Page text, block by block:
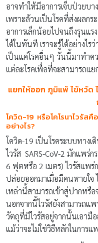
อาจทำให้มีอาการเจ็บป่วยบ
เพราะล้วนเป็นโรคที่ส่งผลก
อาการเล็กน้อยไปจนถึงรุนแร
ได้ในทันที เราจะรู้ได้อย่างไร
เป็นแค่โรคอื่นๆ วันนี้มาทำคว
แต่ละโรคเพื่อที่จะสามารถแ
แยกให้ออก ภูมิแพ้ ไข้หวัด
โควิด-19 หรือโคโรนาไวรัสคื
อย่างไร?
โควิด-19 เป็นโรคระบบทางเ
ไวรัส SARS-CoV-2 มักแพร่
6 ฟุตหรือ 2 เมตร) ไวรัสแพร่
ปล่อยออกมาเมื่อมีคนหายใจ
เหล่านี้สามารถเข้าสู่ปากหรื
นอกจากนี้ไวรัสยังสามารถแ
วัตถุที่มีไวรัสอยู่จากนั้นเอามื
แม้ว่าจะไม่ใช่วิธีหลักในการแ